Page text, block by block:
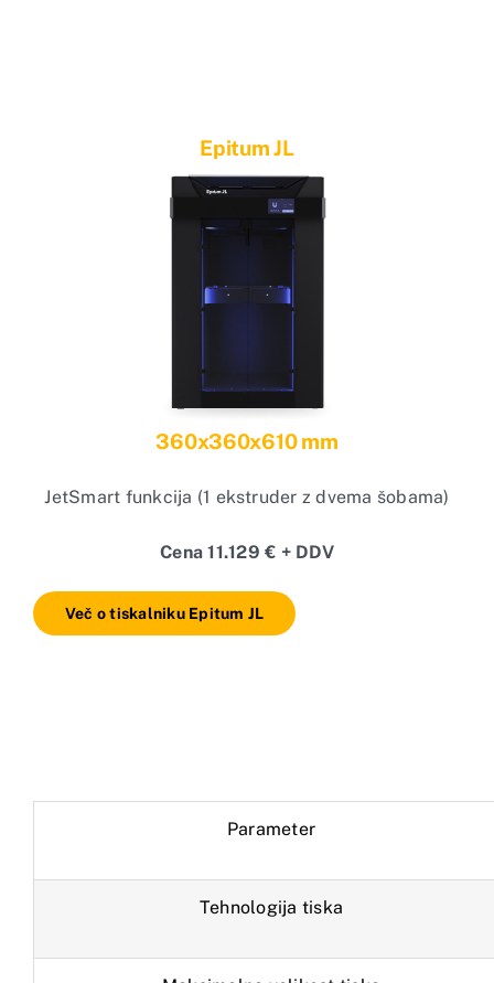
Epitum JL
360x360x610 mm
JetSmart funkcija (1 ekstruder z dvema šobama)
Cena 11.129 € + DDV
Več o tiskalniku Epitum JL
Parameter
Tehnologija tiska